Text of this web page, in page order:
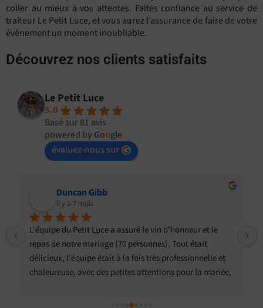
coller au mieux à vos attentes. Faites confiance au service de
traiteur Le Petit Luce, et vous aurez l’assurance de faire de votre
évènement un moment inoubliable.
Découvrez nos clients satisfaits
Le Petit Luce
5.0
Basé sur 81 avis
powered by Google
évaluez-nous sur
Duncan Gibb
il y a 7 mois
L'équipe du Petit Luce a assuré le vin d'honneur et le
repas de notre mariage (70 personnes). Tout était
délicieux, l'équipe était à la fois très professionnelle et
chaleureuse, avec des petites attentions pour la mariée,
Nous avons eu pas mal de compliments de nos invités